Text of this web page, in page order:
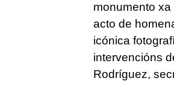
monumento
acto de
icónica
intervencións
Rodríguez,